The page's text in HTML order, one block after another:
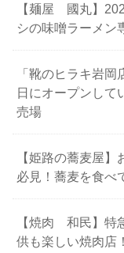
【麺屋 國丸】
シの味噌ラーメン
「靴のヒラキ岩
日にオープンして
売場
【姫路の蕎麦屋
必見！蕎麦を食べ
【焼肉 和民】特
供も楽しい焼肉店